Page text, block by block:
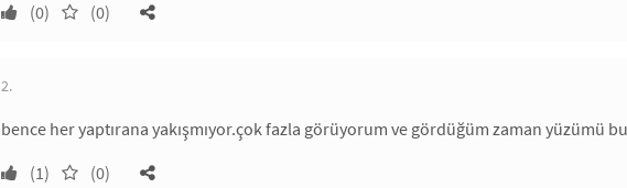
(0)
(0)
2.
bence her yaptırana yakışmıyor.çok fazla görüyorum ve gördüğüm zaman yüzümü
(1)
(0)